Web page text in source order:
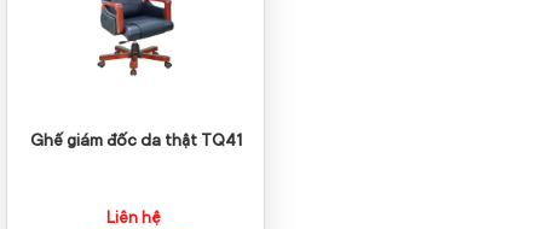
Ghế giám đốc da thật TQ41
Liên hệ